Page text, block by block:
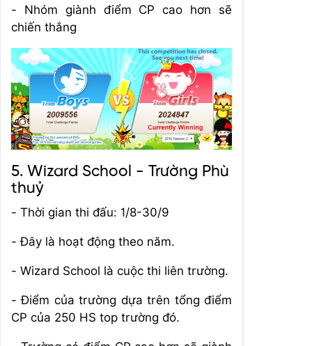
- Nhóm giành điểm CP cao hơn sẽ
chiến thắng
5. Wizard School - Trường Phù
thuỷ
- Thời gian thi đấu: 1/8-30/9
- Đây là hoạt động theo năm.
- Wizard School là cuộc thi liên trường.
- Điểm của trường dựa trên tổng điểm
CP của 250 HS top trường đó.